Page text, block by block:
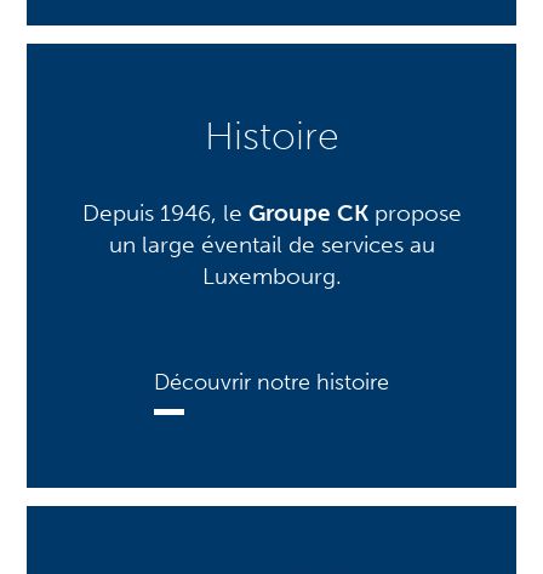
Histoire
Depuis 1946, le Groupe CKpropose
un large éventail de services au
Luxembourg.
Découvrir notre histoire